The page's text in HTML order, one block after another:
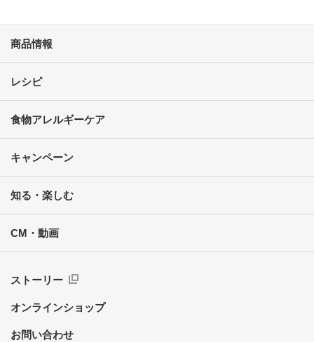
商品情報
レシピ
食物アレルギーケア
キャンペーン
知る・楽しむ
CM・動画
ストーリー
オンラインショップ
お問い合わせ